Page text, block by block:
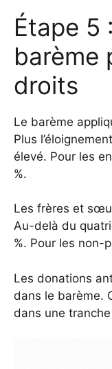
Étape 5
barème
droits
Le barème
Plus
élevé. Pour les
%.
Les frères et
Au-delà du
%. Pour les non-
Les donations
dans le barème.
dans une